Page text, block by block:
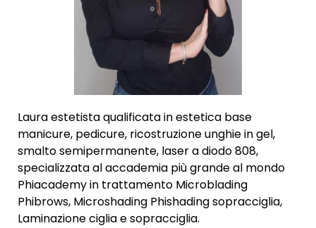
Laura estetista qualificata in estetica base
manicure, pedicure, ricostruzione unghie in gel,
smalto semipermanente, laser a diodo 808,
specializzata al accademia più grande al mondo
Phiacademy in trattamento Microblading
Phibrows, Microshading Phishading sopracciglia,
Laminazione ciglia e sopracciglia.